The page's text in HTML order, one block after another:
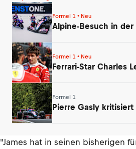
Formel 1 • Neu
Alpine-Besuch in
Formel 1 • Neu
Ferrari-Star Charles
Formel 1
Pierre Gasly
"James hat in seinen bisherigen